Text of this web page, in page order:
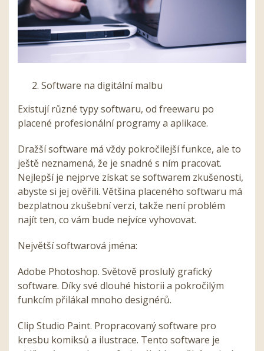
Software na digitální malbu
Existují různé typy softwaru, od freewaru po
placené profesionální programy a aplikace.
Dražší software má vždy pokročilejší funkce, ale to
ještě neznamená, že je snadné s ním pracovat.
Nejlepší je nejprve získat se softwarem zkušenosti,
abyste si jej ověřili. Většina placeného softwaru má
bezplatnou zkušební verzi, takže není problém
najít ten, co vám bude nejvíce vyhovovat.
Největší softwarová jména:
Adobe Photoshop. Světově proslulý grafický
software. Díky své dlouhé historii a pokročilým
funkcím přilákal mnoho designérů.
Clip Studio Paint. Propracovaný software pro
kresbu komiksů a ilustrace. Tento software je